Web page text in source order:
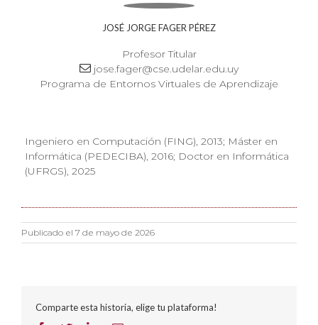
JOSÉ JORGE FAGER PÉREZ
Profesor Titular
jose.fager@cse.udelar.edu.uy
Programa de Entornos Virtuales de Aprendizaje
Ingeniero en Computación (FING), 2013; Máster en
Informática (PEDECIBA), 2016; Doctor en Informática
(UFRGS), 2025
Publicado el 7 de mayo de 2026
Comparte esta historia, elige tu plataforma!